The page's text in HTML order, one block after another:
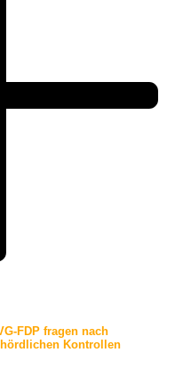
FDP fragen nach
Kontrollen